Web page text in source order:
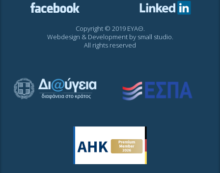
Copyright © 2019 ΕΥΑΘ.
Webdesign & Development by small studio.
All rights reserved